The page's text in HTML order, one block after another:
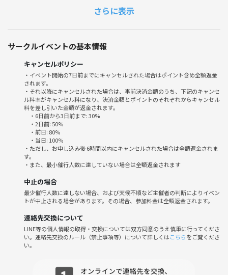
※習熟度によって内容は変わりますが、無理のないペースで進めるので
ご安心ください。
⚠️禁止事項
・勧誘や営業行為
・ナンパや迷惑行為
さらに表示
サークルイベントの基本情報
キャンセルポリシー
・イベント開始の7日前までにキャンセルされた場合はポイント含め全額返金
されます。
・それ以降にキャンセルされた場合は、事前決済金額のうち、下記のキャンセ
ル料率がキャンセル料になり、決済金額とポイントのそれぞれからキャンセル
料を差し引いた金額が返金されます。
・6日前から3日前まで: 30%
・2日前: 50%
・前日: 80%
・当日: 100%
・ただし、お申し込み後 6時間以内にキャンセルされた場合は全額返金されま
す。
・また、最小催行人数に達していない場合は全額返金されます
中止の場合
最少催行人数に達しない場合、および天候不順など主催者の判断によりイベン
トが中止される場合があります。その場合、参加料金は全額返金されます。
連絡先交換について
LINE等の個人情報の取得・交換については双方同意のうえ慎重に行ってくださ
い。連絡先交換のルール（禁止事項等）について詳しくはこちらをご覧くださ
い。